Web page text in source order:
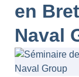
en
Naval